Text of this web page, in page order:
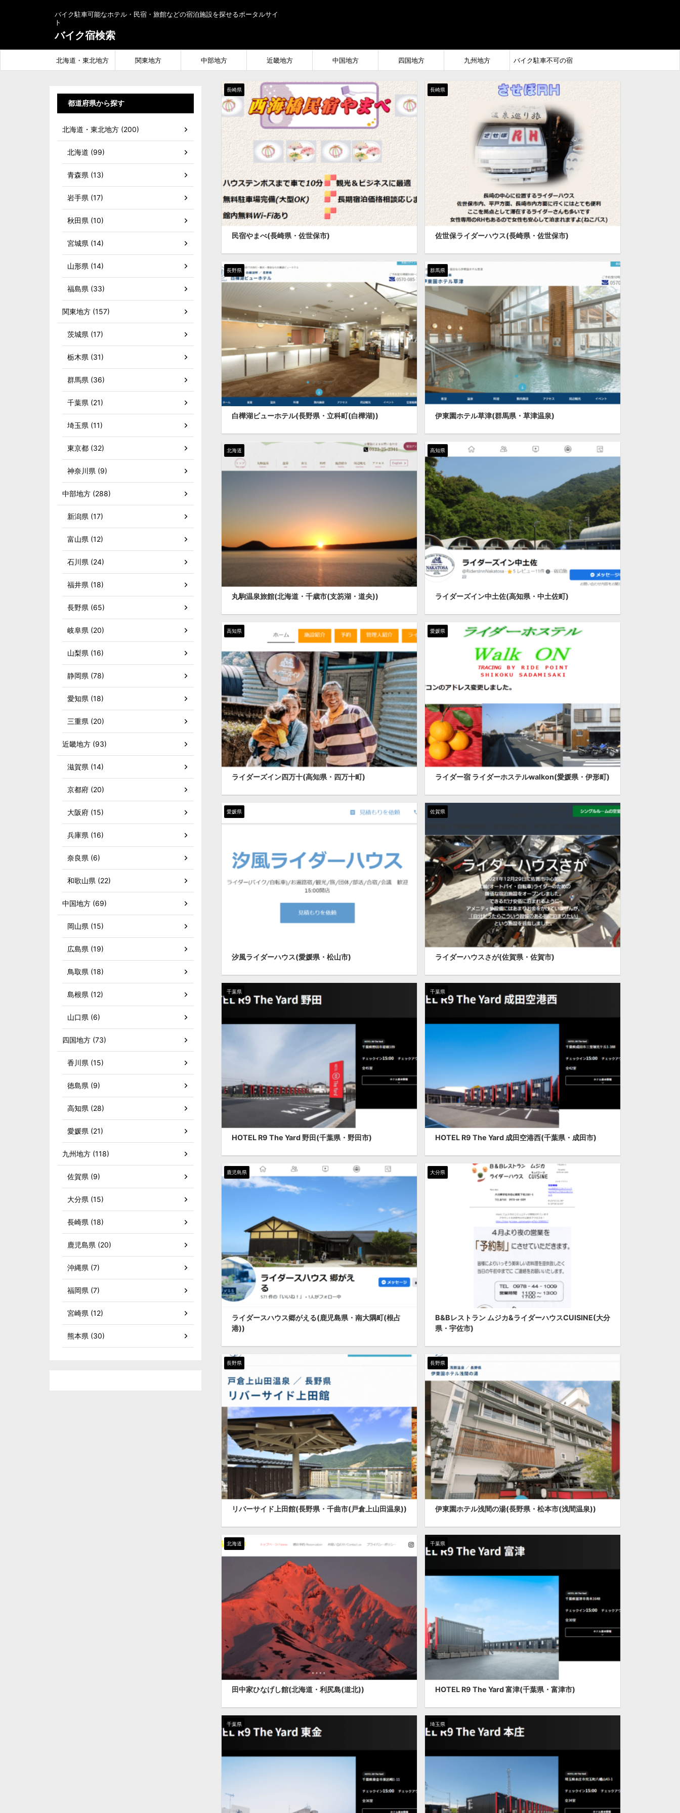
バイク駐車可能なホテル・民宿・旅館などの宿泊施設を探せるポータルサイ
ト
バイク宿検索
北海道・東北地方 関東地方 中部地方 近畿地方 中国地方 四国地方 九州地方 バイク駐車不可の宿
長崎県
民宿やまべ(長崎県・佐世保市)
長崎県
佐世保ライダーハウス(長崎県・佐世保市)
長野県
白樺湖ビューホテル(長野県・立科町(白樺湖))
群馬県
伊東園ホテル草津(群馬県・草津温泉)
北海道
丸駒温泉旅館(北海道・千歳市(支笏湖・道央))
高知県
ライダーズイン中土佐(高知県・中土佐町)
高知県
ライダーズイン四万十(高知県・四万十町)
愛媛県
ライダー宿 ライダーホステルwalkon(愛媛県・伊形町)
愛媛県
汐風ライダーハウス(愛媛県・松山市)
佐賀県
ライダーハウスさが(佐賀県・佐賀市)
千葉県
HOTEL R9 The Yard 野田(千葉県・野田市)
千葉県
HOTEL R9 The Yard 成田空港西(千葉県・成田市)
鹿児島県
ライダースハウス郷がえる(鹿児島県・南大隅町(根占
港))
大分県
B&Bレストラン ムジカ&ライダーハウスCUISINE(大分
県・宇佐市)
長野県
リバーサイド上田館(長野県・千曲市(戸倉上山田温泉))
長野県
伊東園ホテル浅間の湯(長野県・松本市(浅間温泉))
北海道
田中家ひなげし館(北海道・利尻島(道北))
千葉県
HOTEL R9 The Yard 富津(千葉県・富津市)
千葉県 埼玉県
都道府県から探す
北海道・東北地方 (200)
北海道 (99)
青森県 (13)
岩手県 (17)
秋田県 (10)
宮城県 (14)
山形県 (14)
福島県 (33)
関東地方 (157)
茨城県 (17)
栃木県 (31)
群馬県 (36)
千葉県 (21)
埼玉県 (11)
東京都 (32)
神奈川県 (9)
中部地方 (288)
新潟県 (17)
富山県 (12)
石川県 (24)
福井県 (18)
長野県 (65)
岐阜県 (20)
山梨県 (16)
静岡県 (78)
愛知県 (18)
三重県 (20)
近畿地方 (93)
滋賀県 (14)
京都府 (20)
大阪府 (15)
兵庫県 (16)
奈良県 (6)
和歌山県 (22)
中国地方 (69)
岡山県 (15)
広島県 (19)
鳥取県 (18)
島根県 (12)
山口県 (6)
四国地方 (73)
香川県 (15)
徳島県 (9)
高知県 (28)
愛媛県 (21)
九州地方 (118)
佐賀県 (9)
大分県 (15)
長崎県 (18)
鹿児島県 (20)
沖縄県 (7)
福岡県 (7)
宮崎県 (12)
熊本県 (30)